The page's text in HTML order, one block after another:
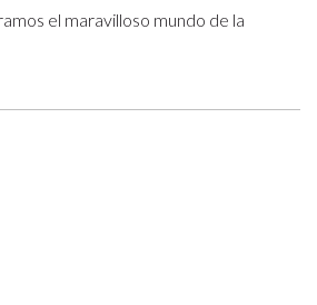
el maravilloso mundo de la